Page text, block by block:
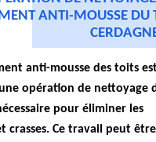
ANTI-MOUSSE DU
anti-mousse des toits
opération de nettoyage
pour éliminer les
crasses. Ce travail peut être